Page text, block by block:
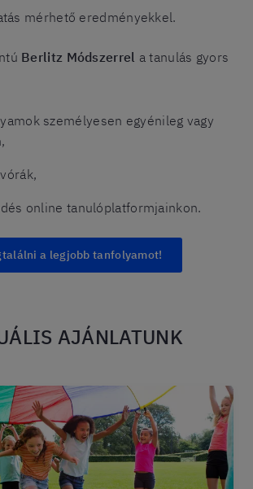
mérhető eredményekkel.
Berlitz Módszerrel a tanulás gyors
személyesen egyénileg vagy
online tanulóplatformjainkon.
a legjobb tanfolyamot!
AJÁNLATUNK